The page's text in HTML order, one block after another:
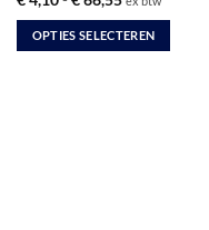
tot
€ 66,55
OPTIES SELECTEREN